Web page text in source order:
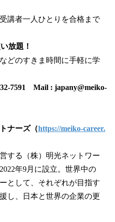
講者一人ひとりを合格まで
放題！
どのすきま時間に手軽に学
7591 Mail : japany@meiko-
ナーズ（https://meiko-career.
する（株）明光ネットワー
年9月に設立。世界中の
として、それぞれが目指す
し、日本と世界の企業の更